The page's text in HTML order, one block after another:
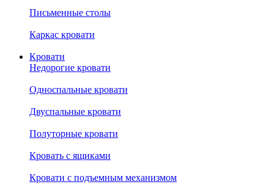
Письменные столы
Каркас кровати
Кровати
Недорогие кровати
Односпальные кровати
Двуспальные кровати
Полуторные кровати
Кровать с ящиками
Кровати с подъемным механизмом